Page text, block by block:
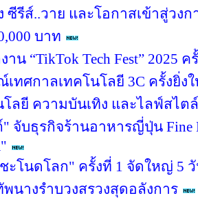
ซีรีส์..วาย และโอกาสเข้าสู่วงก
บาท
าน “TikTok Tech Fest” 2025
เทศกาลเทคโนโลยี 3C ครั้งยิ่
ลยี ความบันเทิง และไลฟ์สไต
จับธุรกิจร้านอาหารญี่ปุ่น Fine
ะโนดโลก" ครั้งที่ 1 จัดใหญ่ 5
นางรำบวงสรวงสุดอลังการ